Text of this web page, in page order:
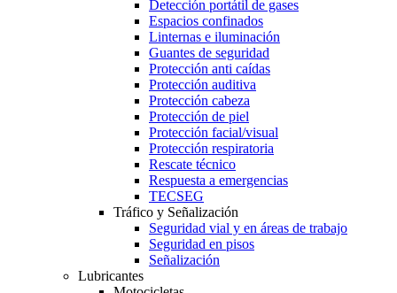
Detección portátil de gases
Espacios confinados
Linternas e iluminación
Guantes de seguridad
Protección anti caídas
Protección auditiva
Protección cabeza
Protección de piel
Protección facial/visual
Protección respiratoria
Rescate técnico
Respuesta a emergencias
TECSEG
Tráfico y Señalización
Seguridad vial y en áreas de trabajo
Seguridad en pisos
Señalización
Lubricantes